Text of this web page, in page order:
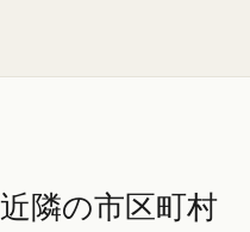
近隣の市区町村